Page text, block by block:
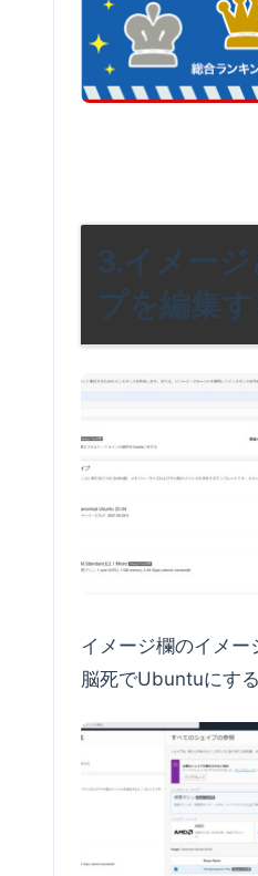
3.イメージ
プを編集
イメージ欄のイメー
脳死でUbuntuにする